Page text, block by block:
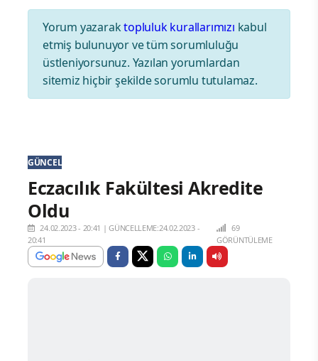
Yorum yazaraktopluluk kurallarımızı kabul
etmiş bulunuyor ve tüm sorumluluğu
üstleniyorsunuz. Yazılan yorumlardan
sitemiz hiçbir şekilde sorumlu tutulamaz.
GÜNCEL
Eczacılık Fakültesi Akredite
Oldu
24.02.2023 - 20:41 |GÜNCELLEME:24.02.2023 -
20:41
69
GÖRÜNTÜLEME